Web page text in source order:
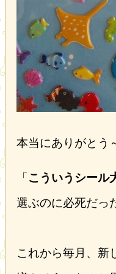
本当にありがとう
「 こういうシール
選ぶのに必死だっ
これから毎月、新